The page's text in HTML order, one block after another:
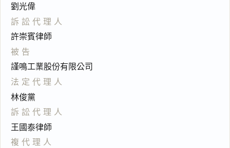
劉光偉
訴訟代理人
許崇賓律師
被告
謹鳴工業股份有限公司
法定代理人
林俊黨
訴訟代理人
王國泰律師
複代理人